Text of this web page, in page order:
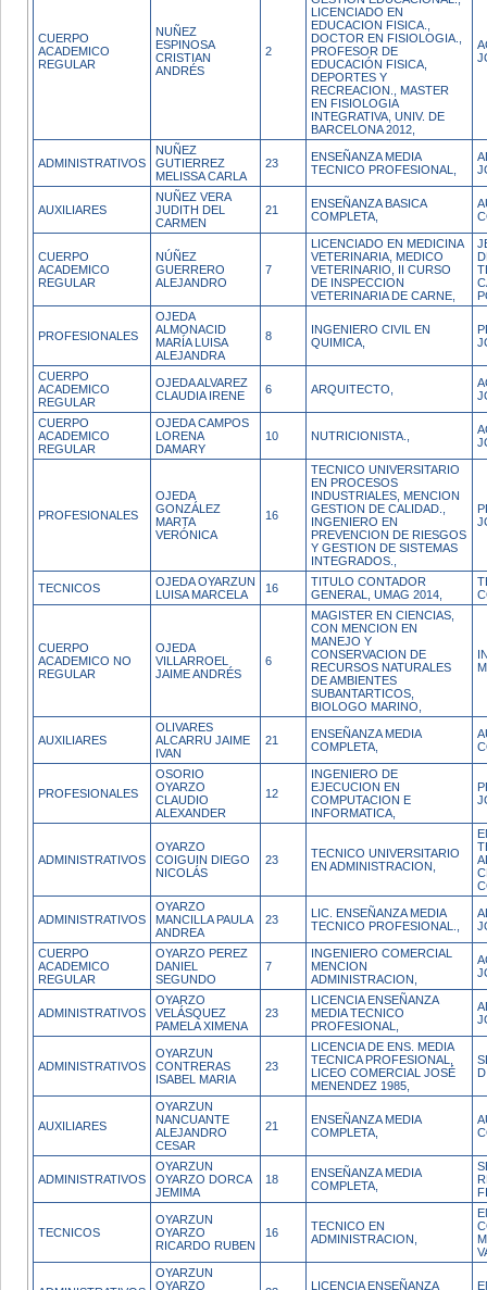
CUERPO
ACADEMICO
REGULAR
NUÑEZ
ESPINOSA
CRISTIAN
ANDRÉS
2
LICENCIADO EN
EDUCACION FISICA.,
DOCTOR EN FISIOLOGIA.,
PROFESOR DE
EDUCACIÓN FISICA,
DEPORTES Y
RECREACION., MASTER
EN FISIOLOGIA
INTEGRATIVA, UNIV. DE
BARCELONA 2012,
ADMINISTRATIVOS
NUÑEZ
GUTIERREZ
MELISSA CARLA
23
ENSEÑANZA MEDIA
TECNICO PROFESIONAL,
AUXILIARES
NUÑEZ VERA
JUDITH DEL
CARMEN
21
ENSEÑANZA BASICA
COMPLETA,
CUERPO
ACADEMICO
REGULAR
NÚÑEZ
GUERRERO
ALEJANDRO
7
LICENCIADO EN MEDICINA
VETERINARIA, MEDICO
VETERINARIO, II CURSO
DE INSPECCION
VETERINARIA DE CARNE,
PROFESIONALES
OJEDA
ALMONACID
MARÍA LUISA
ALEJANDRA
8
INGENIERO CIVIL EN
QUIMICA,
CUERPO
ACADEMICO
REGULAR
OJEDA ALVAREZ
CLAUDIA IRENE
6 ARQUITECTO,
CUERPO
ACADEMICO
REGULAR
OJEDA CAMPOS
LORENA
DAMARY
10 NUTRICIONISTA.,
PROFESIONALES
OJEDA
GONZÁLEZ
MARTA
VERÓNICA
16
TECNICO UNIVERSITARIO
EN PROCESOS
INDUSTRIALES, MENCION
GESTION DE CALIDAD.,
INGENIERO EN
PREVENCION DE RIESGOS
Y GESTION DE SISTEMAS
INTEGRADOS.,
TECNICOS
OJEDA OYARZUN
LUISA MARCELA
16
TITULO CONTADOR
GENERAL, UMAG 2014,
CUERPO
ACADEMICO NO
REGULAR
OJEDA
VILLARROEL
JAIME ANDRÉS
6
MAGISTER EN CIENCIAS,
CON MENCION EN
MANEJO Y
CONSERVACION DE
RECURSOS NATURALES
DE AMBIENTES
SUBANTARTICOS,
BIOLOGO MARINO,
AUXILIARES
OLIVARES
ALCARRU JAIME
IVAN
21
ENSEÑANZA MEDIA
COMPLETA,
PROFESIONALES
OSORIO
OYARZO
CLAUDIO
ALEXANDER
12
INGENIERO DE
EJECUCION EN
COMPUTACION E
INFORMATICA,
ADMINISTRATIVOS
OYARZO
COIGUIN DIEGO
NICOLÁS
23
TECNICO UNIVERSITARIO
EN ADMINISTRACION,
ADMINISTRATIVOS
OYARZO
MANCILLA PAULA
ANDREA
23
LIC. ENSEÑANZA MEDIA
TECNICO PROFESIONAL.,
CUERPO
ACADEMICO
REGULAR
OYARZO PEREZ
DANIEL
SEGUNDO
7
INGENIERO COMERCIAL
MENCION
ADMINISTRACION,
ADMINISTRATIVOS
OYARZO
VELÁSQUEZ
PAMELA XIMENA
23
LICENCIA ENSEÑANZA
MEDIA TECNICO
PROFESIONAL,
ADMINISTRATIVOS
OYARZUN
CONTRERAS
ISABEL MARIA
23
LICENCIA DE ENS. MEDIA
TECNICA PROFESIONAL,
LICEO COMERCIAL JOSÉ
MENENDEZ 1985,
AUXILIARES
OYARZUN
NANCUANTE
ALEJANDRO
CESAR
21
ENSEÑANZA MEDIA
COMPLETA,
ADMINISTRATIVOS
OYARZUN
OYARZO DORCA
JEMIMA
18
ENSEÑANZA MEDIA
COMPLETA,
TECNICOS
OYARZUN
OYARZO
RICARDO RUBEN
16
TECNICO EN
ADMINISTRACION,
OYARZUN
OYARZO
LICENCIA ENSEÑANZA